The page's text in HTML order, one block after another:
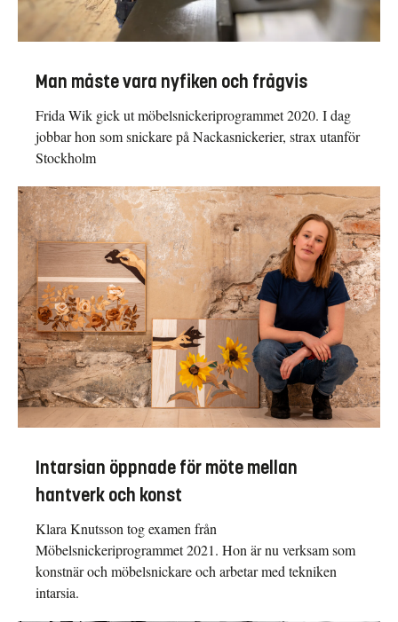
Man måste vara nyfiken och frågvis
Frida Wik gick ut möbelsnickeriprogrammet 2020. I dag
jobbar hon som snickare på Nackasnickerier, strax utanför
Stockholm
Intarsian öppnade för möte mellan
hantverk och konst
Klara Knutsson tog examen från
Möbelsnickeriprogrammet 2021. Hon är nu verksam som
konstnär och möbelsnickare och arbetar med tekniken
intarsia.